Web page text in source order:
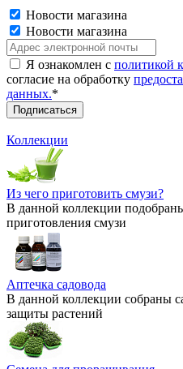
Новости магазина
Новости магазина
Я ознакомлен с политикой
согласие на обработку
данных.*
Коллекции
Из чего приготовить смузи?
В данной коллекции
приготовления смузи
Аптечка садовода
В данной коллекции собраны
защиты растений